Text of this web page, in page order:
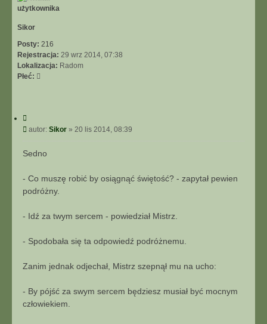
Sikor
Posty: 216
Rejestracja: 29 wrz 2014, 07:38
Lokalizacja: Radom
Płeć:
y
j
P
s
autor: Sikor » 20 lis 2014, 08:39
Sedno
- Co muszę robić by osiągnąć świętość? - zapytał pewien
podróżny.
- Idź za twym sercem - powiedział Mistrz.
- Spodobała się ta odpowiedź podróżnemu.
Zanim jednak odjechał, Mistrz szepnął mu na ucho:
- By pójść za swym sercem będziesz musiał być mocnym
człowiekiem.